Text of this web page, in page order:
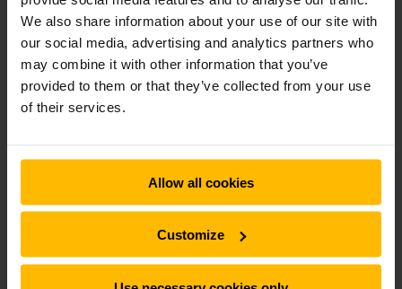
We also share information about your use of our site with
our social media, advertising and analytics partners who
may combine it with other information that you’ve
provided to them or that they’ve collected from your use
of their services.
Allow all cookies
Customize
Tweeploegengarantie
Voor conventionele loodzuur accu’s blijft Jungheinrich haar
tweeploegengarantie geven. De fabrikant garandeert dat
loodzuur accu nodig is. Ook deze garantie levert tijd-,
energie- en kostenbesparingen op.
Voor de garantie vertrouwt Jungheinrich onder andere op
haar nieuwe generatie elektromotoren met
synchroonreluctantie techniek. Die combineert de kosten-